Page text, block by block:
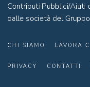
Contributi Pubblici/
dalle società del
CHI SIAMO LAVORA
PRIVACY CONTATTI